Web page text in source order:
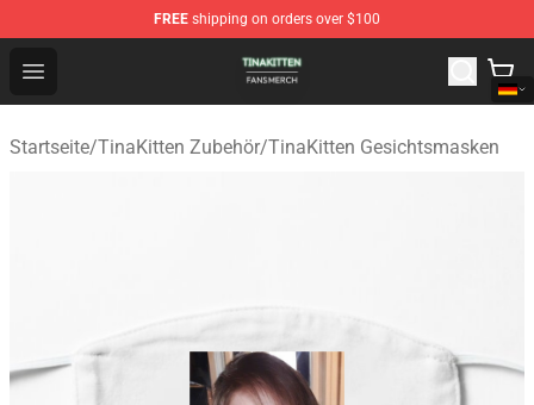
FREE shipping on orders over $100
Open menu
TinaKitten Shop - Official TinaKitten Merchandise Store
Startseite/TinaKitten Zubehör/TinaKitten Gesichtsmasken